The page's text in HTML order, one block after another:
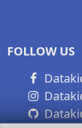
FOLLOW US